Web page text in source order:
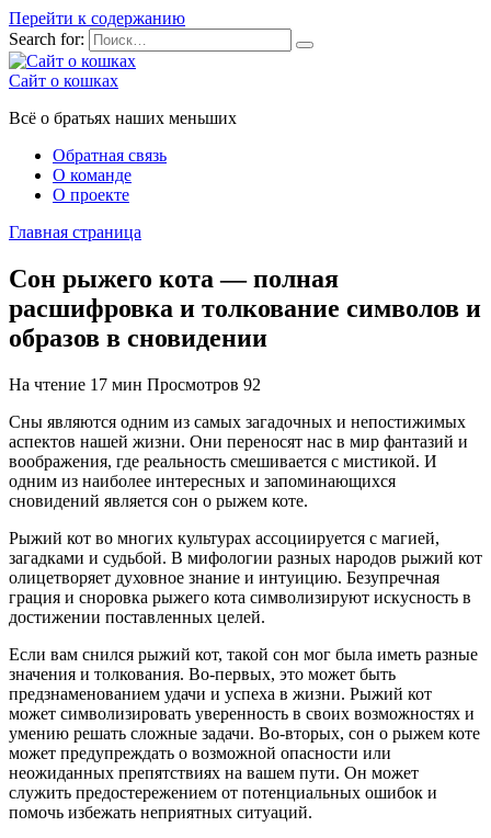
Перейти к содержанию
Search for:
Сайт о кошках
Всё о братьях наших меньших
Обратная связь
О команде
О проекте
Главная страница
Сон рыжего кота — полная
расшифровка и толкование символов и
образов в сновидении
На чтение 17 мин Просмотров 92
Сны являются одним из самых загадочных и непостижимых
аспектов нашей жизни. Они переносят нас в мир фантазий и
воображения, где реальность смешивается с мистикой. И
одним из наиболее интересных и запоминающихся
сновидений является сон о рыжем коте.
Рыжий кот во многих культурах ассоциируется с магией,
загадками и судьбой. В мифологии разных народов рыжий кот
олицетворяет духовное знание и интуицию. Безупречная
грация и сноровка рыжего кота символизируют искусность в
достижении поставленных целей.
Если вам снился рыжий кот, такой сон мог была иметь разные
значения и толкования. Во-первых, это может быть
предзнаменованием удачи и успеха в жизни. Рыжий кот
может символизировать уверенность в своих возможностях и
умению решать сложные задачи. Во-вторых, сон о рыжем коте
может предупреждать о возможной опасности или
неожиданных препятствиях на вашем пути. Он может
служить предостережением от потенциальных ошибок и
помочь избежать неприятных ситуаций.